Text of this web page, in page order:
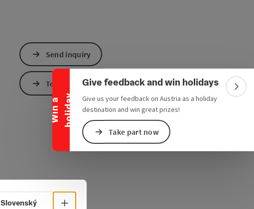
W
i
n
a
h
o
l
i
d
a y
Collapse banner Give feedback and win holidays
Give us your feedback on Austria as a holiday
destination and win great prizes!
Take part now
Send inquiry
To the website
Select language - Open menu
Slovenský